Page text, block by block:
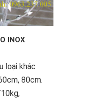
INOX
loại khác
80cm.